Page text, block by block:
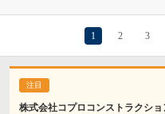
1 2 3
株式会社コプロコンストラクシ